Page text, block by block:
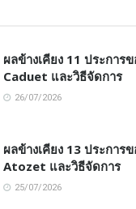
ผลข้างเคียง 11 ประการข
Caduet และวิธีจัดการ
26/07/2026
ผลข้างเคียง 13 ประการข
Atozet และวิธีจัดการ
25/07/2026